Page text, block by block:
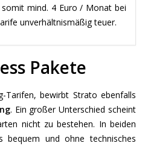
mind. 4 Euro / Monat bei
unverhältnismäßig teuer.
Pakete
Tarifen, bewirbt Strato ebenfalls
. Ein großer Unterschied scheint
nicht zu bestehen. In beiden
bequem und ohne technisches